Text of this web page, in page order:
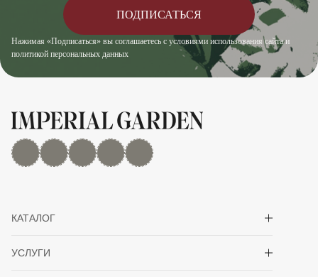
Нажимая «Подписаться» вы соглашаетесь с условиями использования сайта и
политикой персональных данных
ПОДПИСАТЬСЯ
MAX Дзен YouTuberutubeTelegram
КАТАЛОГ
УСЛУГИ